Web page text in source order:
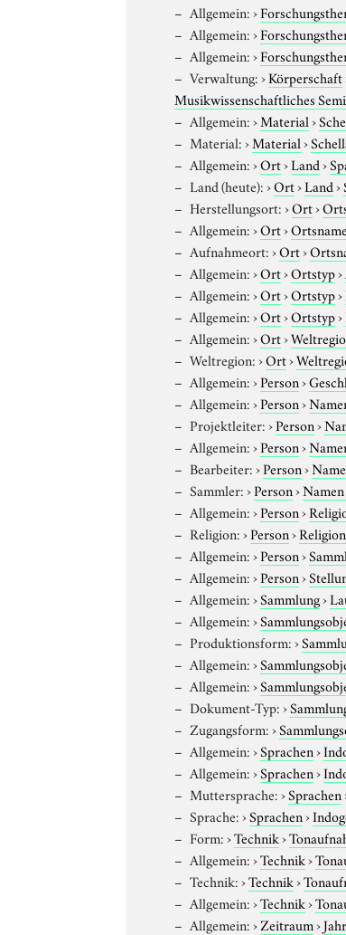
Allgemein:›
Allgemein:›
Allgemein:›
Verwaltung:›Körperschaft
Musikwissenschaftliches
Allgemein:›Material›
Material:›Material›
Allgemein:›Ort›Land›
Land (heute):›Ort›Land›
Herstellungsort:›Ort›
Allgemein:›Ort›
Aufnahmeort:›Ort›
Allgemein:›Ort›Ortstyp›
Allgemein:›Ort›Ortstyp›
Allgemein:›Ort›Ortstyp›
Allgemein:›Ort›
Weltregion:›Ort›
Allgemein:›Person›
Allgemein:›Person›
Projektleiter:›Person›
Allgemein:›Person›
Bearbeiter:›Person›
Sammler:›Person›
Allgemein:›Person›
Religion:›Person›
Allgemein:›Person›
Allgemein:›Person›
Allgemein:›Sammlung›
Allgemein:›
Produktionsform:›
Allgemein:›
Allgemein:›
Dokument-Typ:›
Zugangsform:›
Allgemein:›Sprachen›
Allgemein:›Sprachen›
Muttersprache:›Sprachen
Sprache:›Sprachen›
Form:›Technik›
Allgemein:›Technik›
Technik:›Technik›
Allgemein:›Technik›
Allgemein:›Zeitraum›Jahr